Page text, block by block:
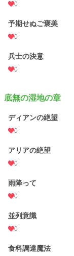
0
予期せぬご褒美
0
兵士の決意
0
底無の湿地の章
ディアンの絶望
0
アリアの絶望
0
雨降って
0
並列意識
0
食料調達魔法